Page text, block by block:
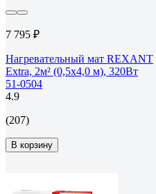
7 795 ₽
Нагревательный мат REXANT
Extra, 2м² (0,5x4,0 м), 320Вт
51-0504
4.9
(207)
В корзину